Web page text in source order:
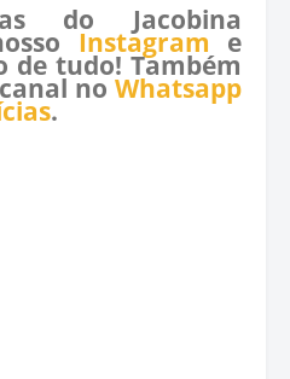
do Jacobina
Instagram e
tudo! Também
no Whatsapp
.